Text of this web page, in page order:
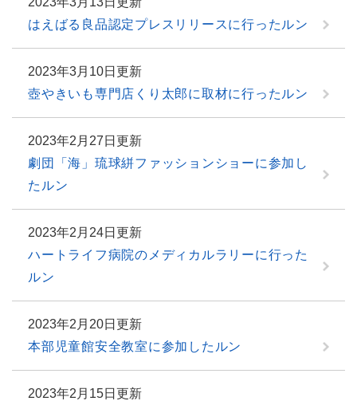
はえばる良品認定プレスリリースに行ったルン
2023年3月10日更新
壺やきいも専門店くり太郎に取材に行ったルン
2023年2月27日更新
劇団「海」琉球絣ファッションショーに参加し
たルン
2023年2月24日更新
ハートライフ病院のメディカルラリーに行った
ルン
2023年2月20日更新
本部児童館安全教室に参加したルン
2023年2月15日更新